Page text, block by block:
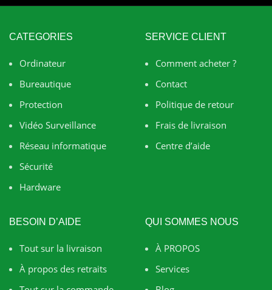
CATEGORIES
Ordinateur
Bureautique
Protection
Vidéo Surveillance
Réseau informatique
Sécurité
Hardware
SERVICE CLIENT
Comment acheter ?
Contact
Politique de retour
Frais de livraison
Centre d’aide
BESOIN D’AIDE
Tout sur la livraison
À propos des retraits
QUI SOMMES NOUS
À PROPOS
Services